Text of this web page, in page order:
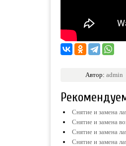
Автор: admin
Снятие и замена
Снятие и замена
Снятие и замена
Снятие и замена